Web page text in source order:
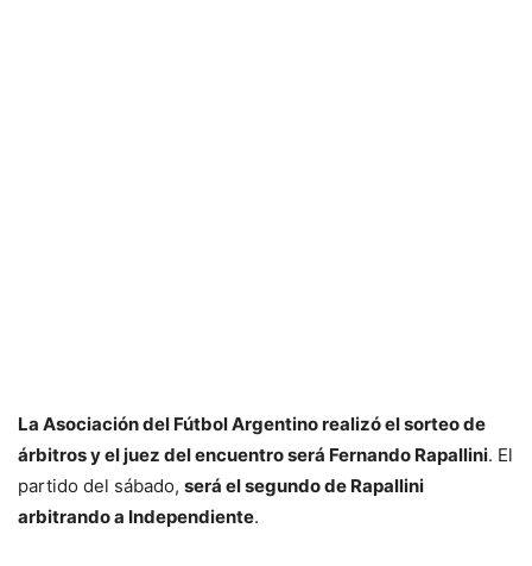
La Asociación del Fútbol Argentino realizó el sorteo de
árbitros y el juez del encuentro será Fernando Rapallini. El
partido del sábado, será el segundo de Rapallini
arbitrando a Independiente.